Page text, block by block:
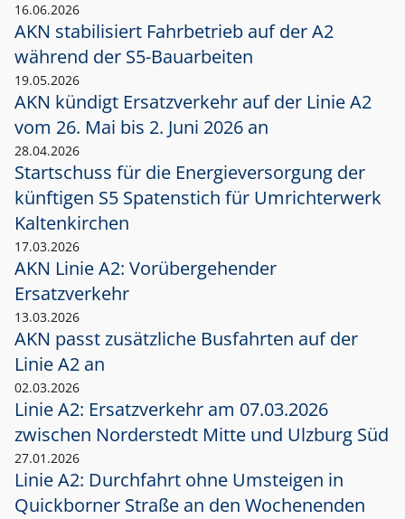
16.06.2026
AKN stabilisiert Fahrbetrieb auf der A2
während der S5-Bauarbeiten
19.05.2026
AKN kündigt Ersatzverkehr auf der Linie A2
vom 26. Mai bis 2. Juni 2026 an
28.04.2026
Startschuss für die Energieversorgung der
künftigen S5 Spatenstich für Umrichterwerk
Kaltenkirchen
17.03.2026
AKN Linie A2: Vorübergehender
Ersatzverkehr
13.03.2026
AKN passt zusätzliche Busfahrten auf der
Linie A2 an
02.03.2026
Linie A2: Ersatzverkehr am 07.03.2026
zwischen Norderstedt Mitte und Ulzburg Süd
27.01.2026
Linie A2: Durchfahrt ohne Umsteigen in
Quickborner Straße an den Wochenenden